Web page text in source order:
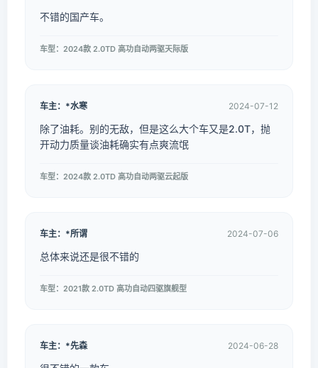
不错的国产车。
车型：2024款 2.0TD 高功自动两驱天际版
车主：*水寒 2024-07-12
除了油耗。别的无敌，但是这么大个车又是2.0T，抛
开动力质量谈油耗确实有点爽流氓
车型：2024款 2.0TD 高功自动两驱云起版
车主：*所谓 2024-07-06
总体来说还是很不错的
车型：2021款 2.0TD 高功自动四驱旗舰型
车主：*先森 2024-06-28